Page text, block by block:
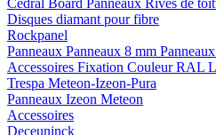
Cedral Board Panneaux Rives de
Disques diamant pour fibre
Rockpanel
Panneaux Panneaux 8 mm
Accessoires Fixation Couleur RAL
Trespa Meteon-Izeon-Pura
Panneaux Izeon Meteon
Accessoires
Deceuninck